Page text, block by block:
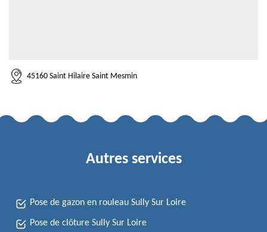
45160 Saint Hilaire Saint Mesmin
Autres services
Pose de gazon en rouleau Sully Sur Loire
Pose de clôture Sully Sur Loire